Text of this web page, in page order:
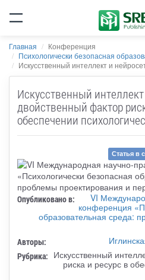
Главная
Конференция
Психологически безопасная
Искусственный интеллект и
Искусственный
двойственный фактор
обеспечении
Статья в
Опубликовано в:
VI
конференция
образовательная среда:
Авторы:
Рубрика: Искусственный
риска и ресурс в